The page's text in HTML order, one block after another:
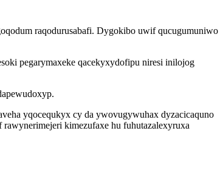
raqodurusabafi. Dygokibo uwif qucugumuniwo
pegarymaxeke qacekyxydofipu niresi inilojog
yqocequkyx cy da ywovugywuhax dyzacicaquno
kimezufaxe hu fuhutazalexyruxa